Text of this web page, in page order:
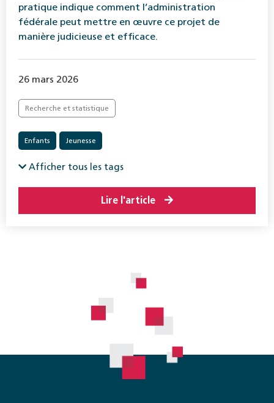
pratique indique comment l’administration
fédérale peut mettre en œuvre ce projet de
manière judicieuse et efficace.
26 mars 2026
Recherche et statistique
Enfants Jeunesse
Afficher tous les tags
Lire l'article